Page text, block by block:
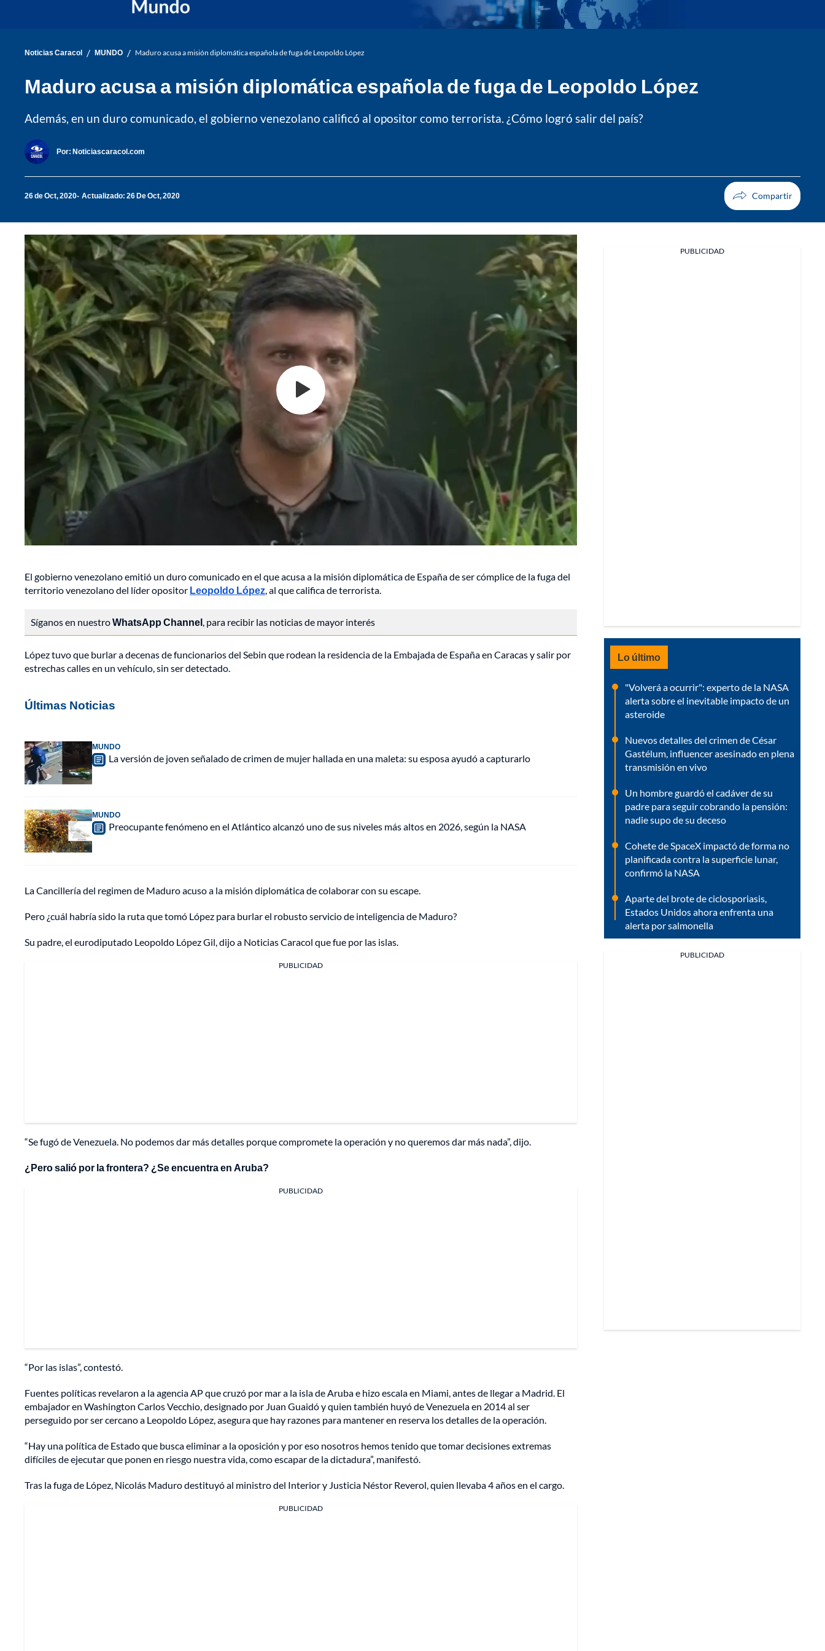
Noticias Caracol / MUNDO / Maduro acusa a misión diplomática española de fuga de Leopoldo López
Maduro acusa a misión diplomática española de fuga de Leopoldo López
Además, en un duro comunicado, el gobierno venezolano calificó al opositor como terrorista. ¿Cómo logró salir del país?
Por: Noticiascaracol.com
26 de Oct, 2020 Actualizado: 26 De Oct, 2020
El gobierno venezolano emitió un duro comunicado en el que acusa a la misión diplomática de España de ser cómplice de la fuga del
territorio venezolano del líder opositor Leopoldo López, al que califica de terrorista.
Síganos en nuestroWhatsApp Channel, para recibir las noticias de mayor interés
López tuvo que burlar a decenas de funcionarios del Sebin que rodean la residencia de la Embajada de España en Caracas y salir por
estrechas calles en un vehículo, sin ser detectado.
Últimas Noticias
MUNDO
La versión de joven señalado de crimen de mujer hallada en una maleta: su esposa ayudó a capturarlo
MUNDO
Preocupante fenómeno en el Atlántico alcanzó uno de sus niveles más altos en 2026, según la NASA
La Cancillería del regimen de Maduro acuso a la misión diplomática de colaborar con su escape.
Pero ¿cuál habría sido la ruta que tomó López para burlar el robusto servicio de inteligencia de Maduro?
Su padre, el eurodiputado Leopoldo López Gil, dijo a Noticias Caracol que fue por las islas.
PUBLICIDAD
“Se fugó de Venezuela. No podemos dar más detalles porque compromete la operación y no queremos dar más nada”, dijo.
¿Pero salió por la frontera? ¿Se encuentra en Aruba?
PUBLICIDAD
“Por las islas”, contestó.
Fuentes políticas revelaron a la agencia AP que cruzó por mar a la isla de Aruba e hizo escala en Miami, antes de llegar a Madrid. El
embajador en Washington Carlos Vecchio, designado por Juan Guaidó y quien también huyó de Venezuela en 2014 al ser
perseguido por ser cercano a Leopoldo López, asegura que hay razones para mantener en reserva los detalles de la operación.
“Hay una política de Estado que busca eliminar a la oposición y por eso nosotros hemos tenido que tomar decisiones extremas
difíciles de ejecutar que ponen en riesgo nuestra vida, como escapar de la dictadura”, manifestó.
Tras la fuga de López, Nicolás Maduro destituyó al ministro del Interior y Justicia Néstor Reverol, quien llevaba 4 años en el cargo.
PUBLICIDAD
PUBLICIDAD
Lo último
"Volverá a ocurrir": experto de la NASA
alerta sobre el inevitable impacto de un
asteroide
Nuevos detalles del crimen de César
Gastélum, influencer asesinado en plena
transmisión en vivo
Un hombre guardó el cadáver de su
padre para seguir cobrando la pensión:
nadie supo de su deceso
Cohete de SpaceX impactó de forma no
planificada contra la superficie lunar,
confirmó la NASA
Aparte del brote de ciclosporiasis,
Estados Unidos ahora enfrenta una
alerta por salmonella
PUBLICIDAD